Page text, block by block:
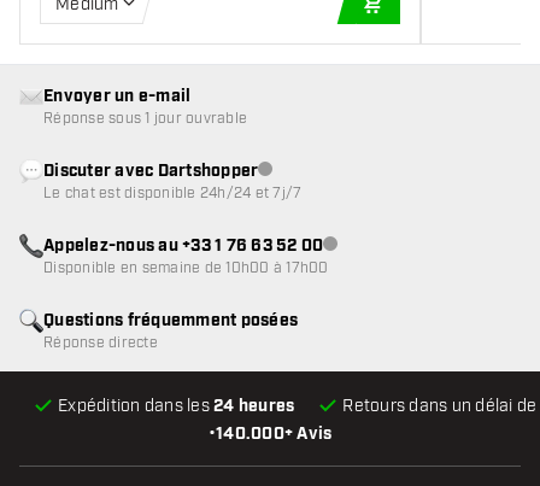
Medium
•140.000+ Avis
Expédition dans les24 heures Retours dans un délai de
Questions fréquemment posées
Réponse directe
Envoyer un e-mail
Réponse sous 1 jour ouvrable
Discuter avec DartshopperService client indisponible
Le chat est disponible 24h/24 et 7j/7
Appelez-nous au +33 1 76 63 52 00Service client indisponible
Disponible en semaine de 10h00 à 17h00